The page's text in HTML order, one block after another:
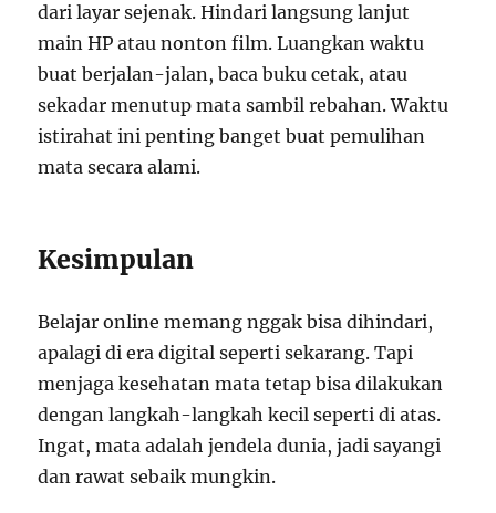
dari layar sejenak. Hindari langsung lanjut
main HP atau nonton film. Luangkan waktu
buat berjalan-jalan, baca buku cetak, atau
sekadar menutup mata sambil rebahan. Waktu
istirahat ini penting banget buat pemulihan
mata secara alami.
Kesimpulan
Belajar online memang nggak bisa dihindari,
apalagi di era digital seperti sekarang. Tapi
menjaga kesehatan mata tetap bisa dilakukan
dengan langkah-langkah kecil seperti di atas.
Ingat, mata adalah jendela dunia, jadi sayangi
dan rawat sebaik mungkin.